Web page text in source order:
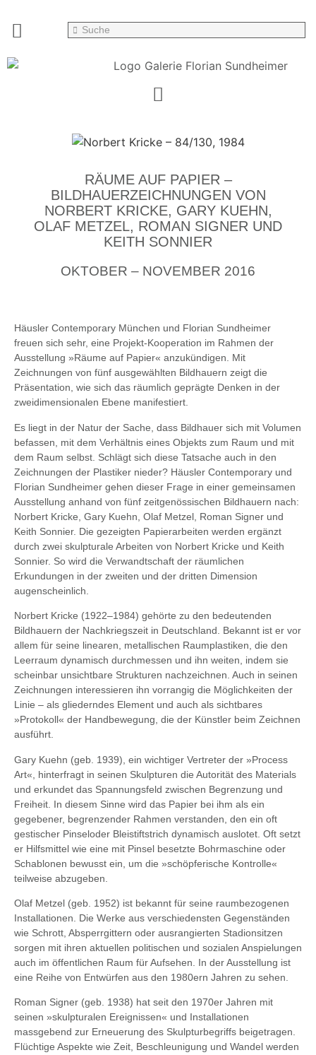
RÄUME AUF PAPIER –
BILDHAUERZEICHNUNGEN VON
NORBERT KRICKE, GARY KUEHN,
OLAF METZEL, ROMAN SIGNER UND
KEITH SONNIER
OKTOBER – NOVEMBER 2016
Häusler Contemporary München und Florian Sundheimer
freuen sich sehr, eine Projekt-Kooperation im Rahmen der
Ausstellung »Räume auf Papier« anzukündigen. Mit
Zeichnungen von fünf ausgewählten Bildhauern zeigt die
Präsentation, wie sich das räumlich geprägte Denken in der
zweidimensionalen Ebene manifestiert.
Es liegt in der Natur der Sache, dass Bildhauer sich mit Volumen
befassen, mit dem Verhältnis eines Objekts zum Raum und mit
dem Raum selbst. Schlägt sich diese Tatsache auch in den
Zeichnungen der Plastiker nieder? Häusler Contemporary und
Florian Sundheimer gehen dieser Frage in einer gemeinsamen
Ausstellung anhand von fünf zeitgenössischen Bildhauern nach:
Norbert Kricke, Gary Kuehn, Olaf Metzel, Roman Signer und
Keith Sonnier. Die gezeigten Papierarbeiten werden ergänzt
durch zwei skulpturale Arbeiten von Norbert Kricke und Keith
Sonnier. So wird die Verwandtschaft der räumlichen
Erkundungen in der zweiten und der dritten Dimension
augenscheinlich.
Norbert Kricke (1922–1984) gehörte zu den bedeutenden
Bildhauern der Nachkriegszeit in Deutschland. Bekannt ist er vor
allem für seine linearen, metallischen Raumplastiken, die den
Leerraum dynamisch durchmessen und ihn weiten, indem sie
scheinbar unsichtbare Strukturen nachzeichnen. Auch in seinen
Zeichnungen interessieren ihn vorrangig die Möglichkeiten der
Linie – als gliederndes Element und auch als sichtbares
»Protokoll« der Handbewegung, die der Künstler beim Zeichnen
ausführt.
Gary Kuehn (geb. 1939), ein wichtiger Vertreter der »Process
Art«, hinterfragt in seinen Skulpturen die Autorität des Materials
und erkundet das Spannungsfeld zwischen Begrenzung und
Freiheit. In diesem Sinne wird das Papier bei ihm als ein
gegebener, begrenzender Rahmen verstanden, den ein oft
gestischer Pinseloder Bleistiftstrich dynamisch auslotet. Oft setzt
er Hilfsmittel wie eine mit Pinsel besetzte Bohrmaschine oder
Schablonen bewusst ein, um die »schöpferische Kontrolle«
teilweise abzugeben.
Olaf Metzel (geb. 1952) ist bekannt für seine raumbezogenen
Installationen. Die Werke aus verschiedensten Gegenständen
wie Schrott, Absperrgittern oder ausrangierten Stadionsitzen
sorgen mit ihren aktuellen politischen und sozialen Anspielungen
auch im öffentlichen Raum für Aufsehen. In der Ausstellung ist
eine Reihe von Entwürfen aus den 1980ern Jahren zu sehen.
Roman Signer (geb. 1938) hat seit den 1970er Jahren mit
seinen »skulpturalen Ereignissen« und Installationen
massgebend zur Erneuerung des Skulpturbegriffs beigetragen.
Flüchtige Aspekte wie Zeit, Beschleunigung und Wandel werden